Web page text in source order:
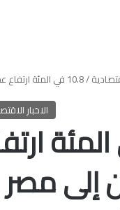
/10.8 في المئة ارتفاع عدد السائحين الكويتيين إلى مصر حتى مايو 2014
الاخبار
في المئة
إلى مصر